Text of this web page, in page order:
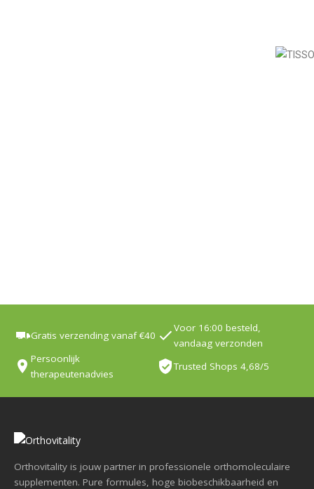
Gratis verzending vanaf €40
Voor 16:00 besteld,
vandaag verzonden
Persoonlijk
therapeutenadvies
Trusted Shops 4,68/5
Orthovitality is jouw partner in professionele orthomoleculaire
supplementen. Pure formules, hoge biobeschikbaarheid en